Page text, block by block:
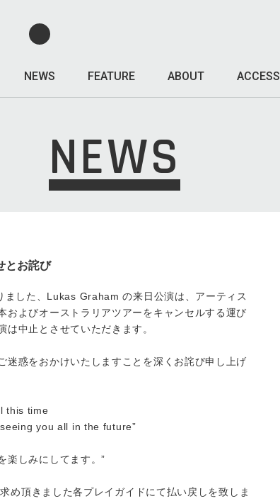
NEWS FEATURE ABOUT ACCESS
NEWS
とお詫び
した、Lukas Graham の来日公演は、アーティス
およびオーストラリアツアーをキャンセルする運び
中止とさせていただきます。
迷惑をおかけいたしますことを深くお詫び申し上げ
this time
you all in the future”
楽しみにしてます。”
め頂きました各プレイガイドにて払い戻しを致しま